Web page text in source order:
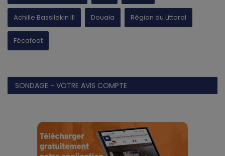
Achille Bassilekin III Douala Région du Littoral
Fécafoot
SONDAGE - VOTRE AVIS COMPTE